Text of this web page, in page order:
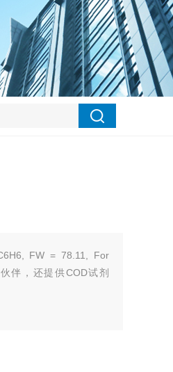
FW = 78.11, For
伴，还提供COD试剂